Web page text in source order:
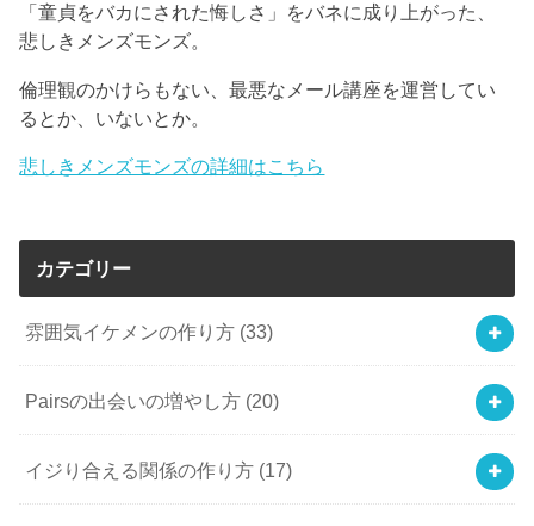
「童貞をバカにされた悔しさ」をバネに成り上がった、
悲しきメンズモンズ。
倫理観のかけらもない、最悪なメール講座を運営してい
るとか、いないとか。
悲しきメンズモンズの詳細はこちら
カテゴリー
雰囲気イケメンの作り方 (33)
Pairsの出会いの増やし方 (20)
イジり合える関係の作り方 (17)